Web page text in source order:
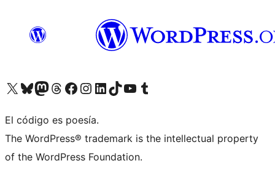
Visitá nuestra cuenta de X (anteriormente Twitter)
Visitá nuestra cuenta de Bluesky
Visitá nuestra cuenta de Mastodon
Visitá nuestra cuenta de Threads
Visitá nuestra página de Facebook
Visitá nuestra cuenta de Instagram
Visitá nuestra cuenta de LinkedIn
Visitá nuestra cuenta de TikTok
Visitá nuestro canal de YouTube
Visitá nuestra cuenta de Tumblr
El código es poesía.
The WordPress® trademark is the intellectual property
of the WordPress Foundation.